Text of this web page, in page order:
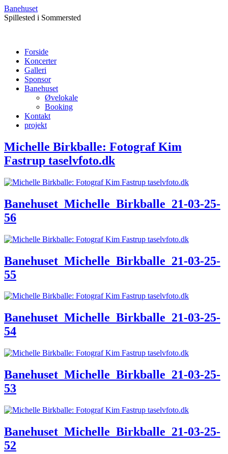
Banehuset
Spillested i Sommersted
Forside
Koncerter
Galleri
Sponsor
Banehuset
Øvelokale
Booking
Kontakt
projekt
Michelle Birkballe: Fotograf Kim
Fastrup taselvfoto.dk
Banehuset_Michelle_Birkballe_21-03-25-
56
Banehuset_Michelle_Birkballe_21-03-25-
55
Banehuset_Michelle_Birkballe_21-03-25-
54
Banehuset_Michelle_Birkballe_21-03-25-
53
Banehuset_Michelle_Birkballe_21-03-25-
52